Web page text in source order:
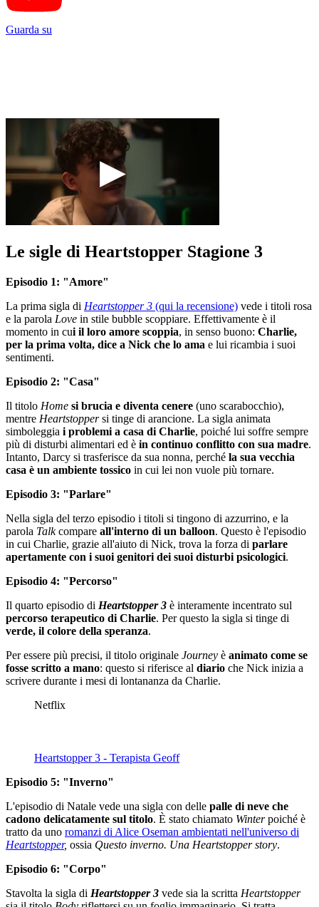
Guarda su
Le sigle di Heartstopper Stagione 3
Episodio 1: "Amore"
La prima sigla di Heartstopper 3 (qui la recensione) vede i titoli rosa
e la parola Love in stile bubble scoppiare. Effettivamente è il
momento in cui il loro amore scoppia, in senso buono: Charlie,
per la prima volta, dice a Nick che lo ama e lui ricambia i suoi
sentimenti.
Episodio 2: "Casa"
Il titolo Home si brucia e diventa cenere (uno scarabocchio),
mentre Heartstoppersi tinge di arancione. La sigla animata
simboleggia i problemi a casa di Charlie, poiché lui soffre sempre
più di disturbi alimentari ed è in continuo conflitto con sua madre.
Intanto, Darcy si trasferisce da sua nonna, perché la sua vecchia
casa è un ambiente tossico in cui lei non vuole più tornare.
Episodio 3: "Parlare"
Nella sigla del terzo episodio i titoli si tingono di azzurrino, e la
parola Talkcompare all'interno di un balloon. Questo è l'episodio
in cui Charlie, grazie all'aiuto di Nick, trova la forza di parlare
apertamente con i suoi genitori dei suoi disturbi psicologici.
Episodio 4: "Percorso"
Il quarto episodio di Heartstopper 3 è interamente incentrato sul
percorso terapeutico di Charlie. Per questo la sigla si tinge di
verde, il colore della speranza.
Per essere più precisi, il titolo originale Journey è animato come se
fosse scritto a mano: questo si riferisce al diario che Nick inizia a
scrivere durante i mesi di lontananza da Charlie.
Netflix
Heartstopper 3 - Terapista Geoff
Episodio 5: "Inverno"
L'episodio di Natale vede una sigla con delle palle di neve che
cadono delicatamente sul titolo. È stato chiamato Winterpoiché è
tratto da uno romanzi di Alice Oseman ambientati nell'universo di
Heartstopper, ossia Questo inverno. Una Heartstopper story.
Episodio 6: "Corpo"
Stavolta la sigla di Heartstopper 3 vede sia la scritta Heartstopper